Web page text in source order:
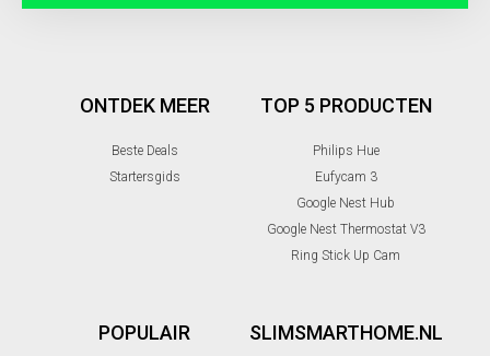
ONTDEK MEER
Beste Deals
Startersgids
TOP 5 PRODUCTEN
Philips Hue
Eufycam 3
Google Nest Hub
Google Nest Thermostat V3
Ring Stick Up Cam
POPULAIR SLIMSMARTHOME.NL